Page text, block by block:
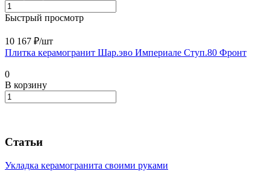
Быстрый просмотр
10 167 ₽/шт
Плитка керамогранит Шар.эво Империале Ступ.80 Фронт
0
В корзину
Статьи
Укладка керамогранита своими руками